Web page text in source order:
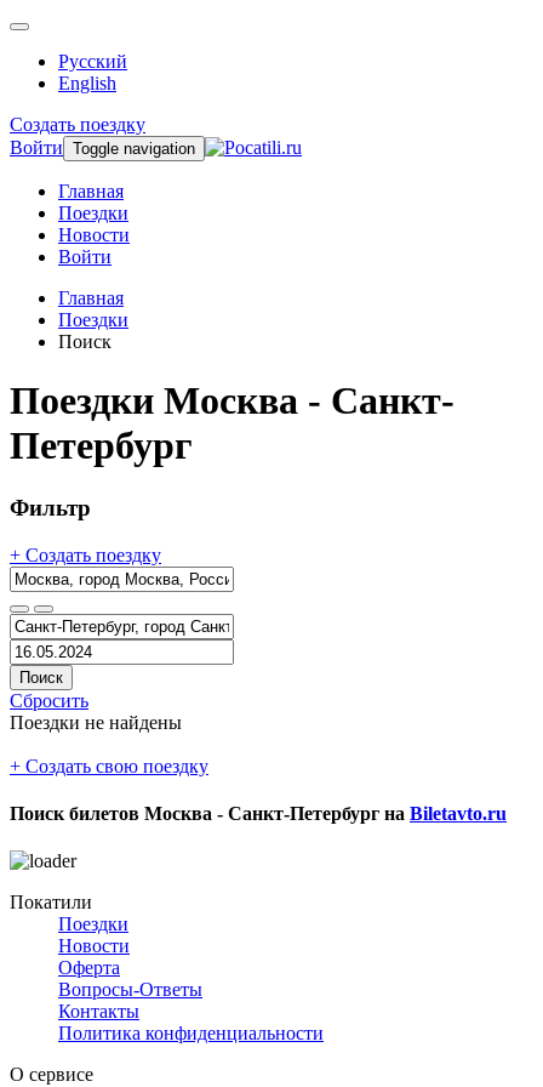
Русский
English
Создать поездку
Войти Toggle navigation
Главная
Поездки
Новости
Войти
Главная
Поездки
Поиск
Поездки Москва - Санкт-
Петербург
Фильтр
+ Создать поездку
Поиск
Сбросить
Поездки не найдены
+ Создать свою поездку
Поиск билетов Москва - Санкт-Петербург на Biletavto.ru
Покатили
Поездки
Новости
Оферта
Вопросы-Ответы
Контакты
Политика конфиденциальности
О сервисе